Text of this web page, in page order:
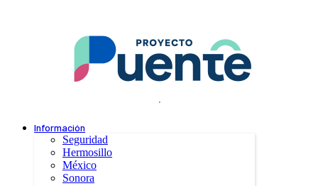
.
Información
Seguridad
Hermosillo
México
Sonora